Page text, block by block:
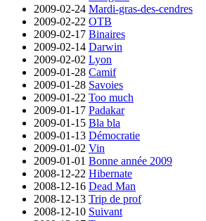
2009-02-24 Mardi-gras-des-cendres
2009-02-22 OTB
2009-02-17 Binaires
2009-02-14 Darwin
2009-02-02 Lyon
2009-01-28 Camif
2009-01-28 Savoies
2009-01-22 Too much
2009-01-17 Padakar
2009-01-15 Bla bla
2009-01-13 Démocratie
2009-01-02 Vin
2009-01-01 Bonne année 2009
2008-12-22 Hibernate
2008-12-16 Dead Man
2008-12-13 Trip de prof
2008-12-10 Suivant